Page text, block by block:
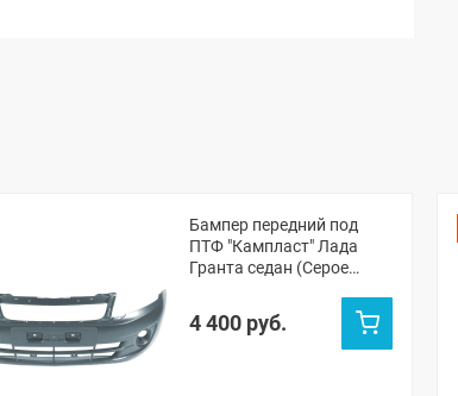
Бампер передний под
ПТФ "Кампласт" Лада
Гранта седан (Серое
4 400 руб.